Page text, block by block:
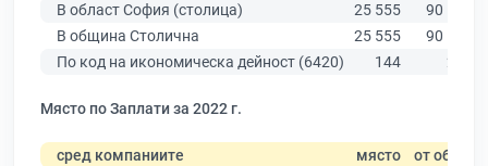
В област София (столица)
25 555
90 178
В община Столична
25 555
90 178
По код на икономическа дейност (6420)
144 226
Място по Заплати за 2022 г.
сред компаниите място от общо